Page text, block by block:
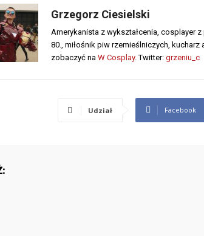
Grzegorz Ciesielski
Amerykanista z wykształcenia, cosplayer
80., miłośnik piw rzemieślniczych,
zobaczyć na W Cosplay. Twitter: grzeniu_c
Udział Facebook